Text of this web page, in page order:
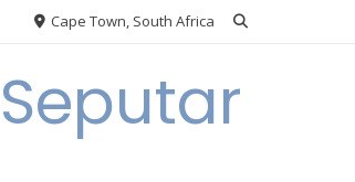
Cape Town, South Africa